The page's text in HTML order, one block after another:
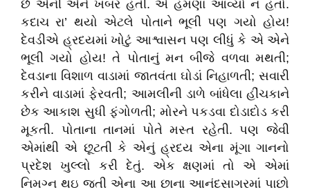
છે એની એને ખબર હતી. એ હમણાં આવ્યો ન હતો.
કદાચ રા’ થયો એટલે પોતાને ભૂલી પણ ગયો હોય!
દેવડીએ હ્રદયમાં ખોટું આશ્વાસન પણ લીધું કે એ એને
ભૂલી ગયો હોય! તે પોતાનું મન બીજે વળવા મથતી;
દેવડાના વિશાળ વાડામાં જાતવંતા ઘોડાં નિહાળતી; સવારી
કરીને વાડામાં ફેરવતી; આમલીની ડાળે બાંધેલા હીંચકાને
છેક આકાશ સુધી ફંગોળતી; મોરને પકડવા દોડાદોડ કરી
મૂકતી. પોતાના તાનમાં પોતે મસ્ત રહેતી. પણ જેવી
એમાંથી એ છૂટતી કે એનું હ્રદય એના મૂંગા ગાનનો
પ્રદેશ ખુલ્લો કરી દેતું. એક ક્ષણમાં તો એ એમાં
નિમગ્ન થઇ જતી એના આ છાના આનંદસાગરમાં પાછો